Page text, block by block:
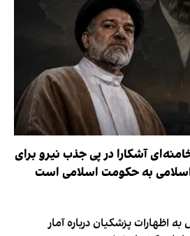
آشکارا در پی جذب نیرو برای
به حکومت اسلامی است
اظهارات پزشکیان درباره آمار